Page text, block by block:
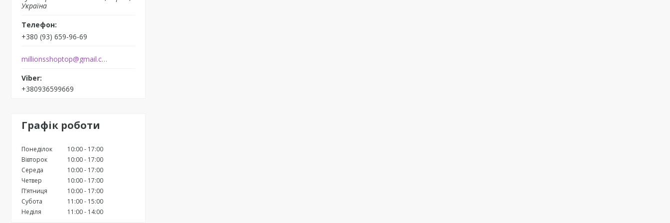
Україна
+380 (93) 659-96-69
millionsshoptop@gmail.com
+380936599669
Графік роботи
Понеділок 10:00
17:00
Вівторок
10:00
17:00
Середа
10:00
17:00
Четвер
10:00
17:00
Пʼятниця
10:00
17:00
Субота
11:00
15:00
Неділя
11:00 14:00